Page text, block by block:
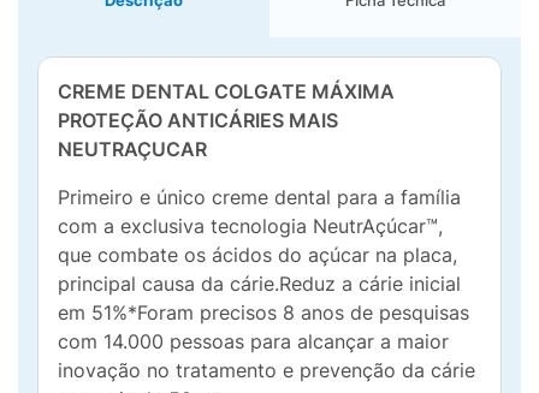
CREME DENTAL COLGATE MÁXIMA
PROTEÇÃO ANTICÁRIES MAIS
NEUTRAÇUCAR
Primeiro e único creme dental para a família
com a exclusiva tecnologia NeutrAçúcar™,
que combate os ácidos do açúcar na placa,
principal causa da cárie.Reduz a cárie inicial
em 51%*Foram precisos 8 anos de pesquisas
com 14.000 pessoas para alcançar a maior
inovação no tratamento e prevenção da cárie